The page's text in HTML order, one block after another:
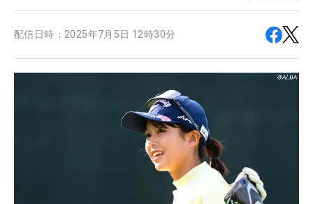
配信日時： 2025年7月5日 12時30分